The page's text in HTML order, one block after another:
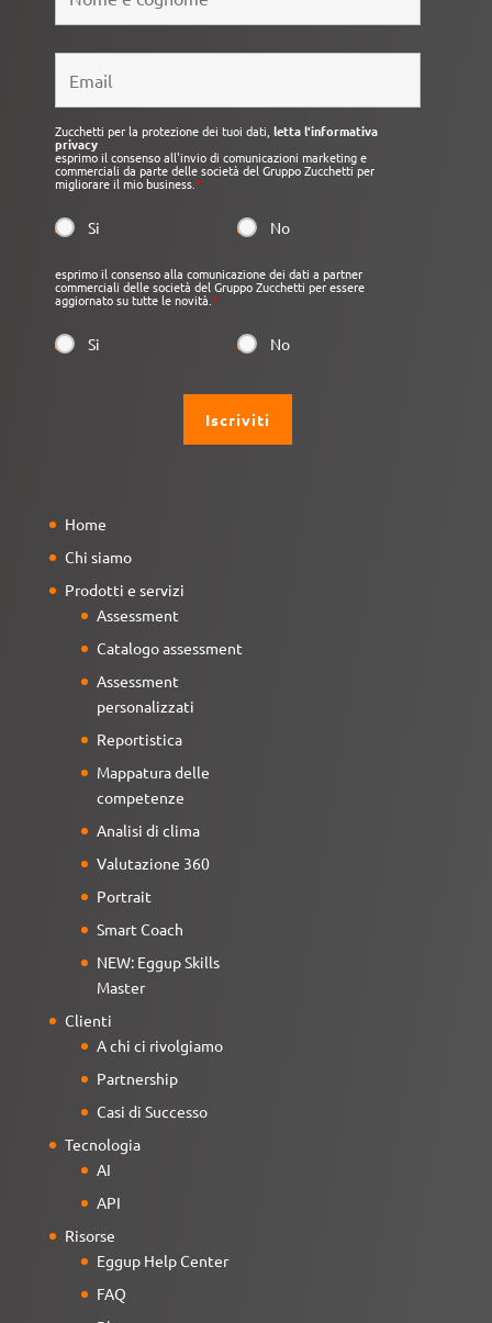
Zucchetti per la protezione dei tuoi dati, letta l'informativa
privacy
esprimo il consenso all'invio di comunicazioni marketing e
commerciali da parte delle società del Gruppo Zucchetti per
migliorare il mio business.*
Si No
esprimo il consenso alla comunicazione dei dati a partner
commerciali delle società del Gruppo Zucchetti per essere
aggiornato su tutte le novità. *
Si No
Home
Chi siamo
Prodotti e servizi
Assessment
Catalogo assessment
Assessment
personalizzati
Reportistica
Mappatura delle
competenze
Analisi di clima
Valutazione 360
Portrait
Smart Coach
NEW: Eggup Skills
Master
Clienti
A chi ci rivolgiamo
Partnership
Casi di Successo
Tecnologia
AI
API
Risorse
Eggup Help Center
FAQ